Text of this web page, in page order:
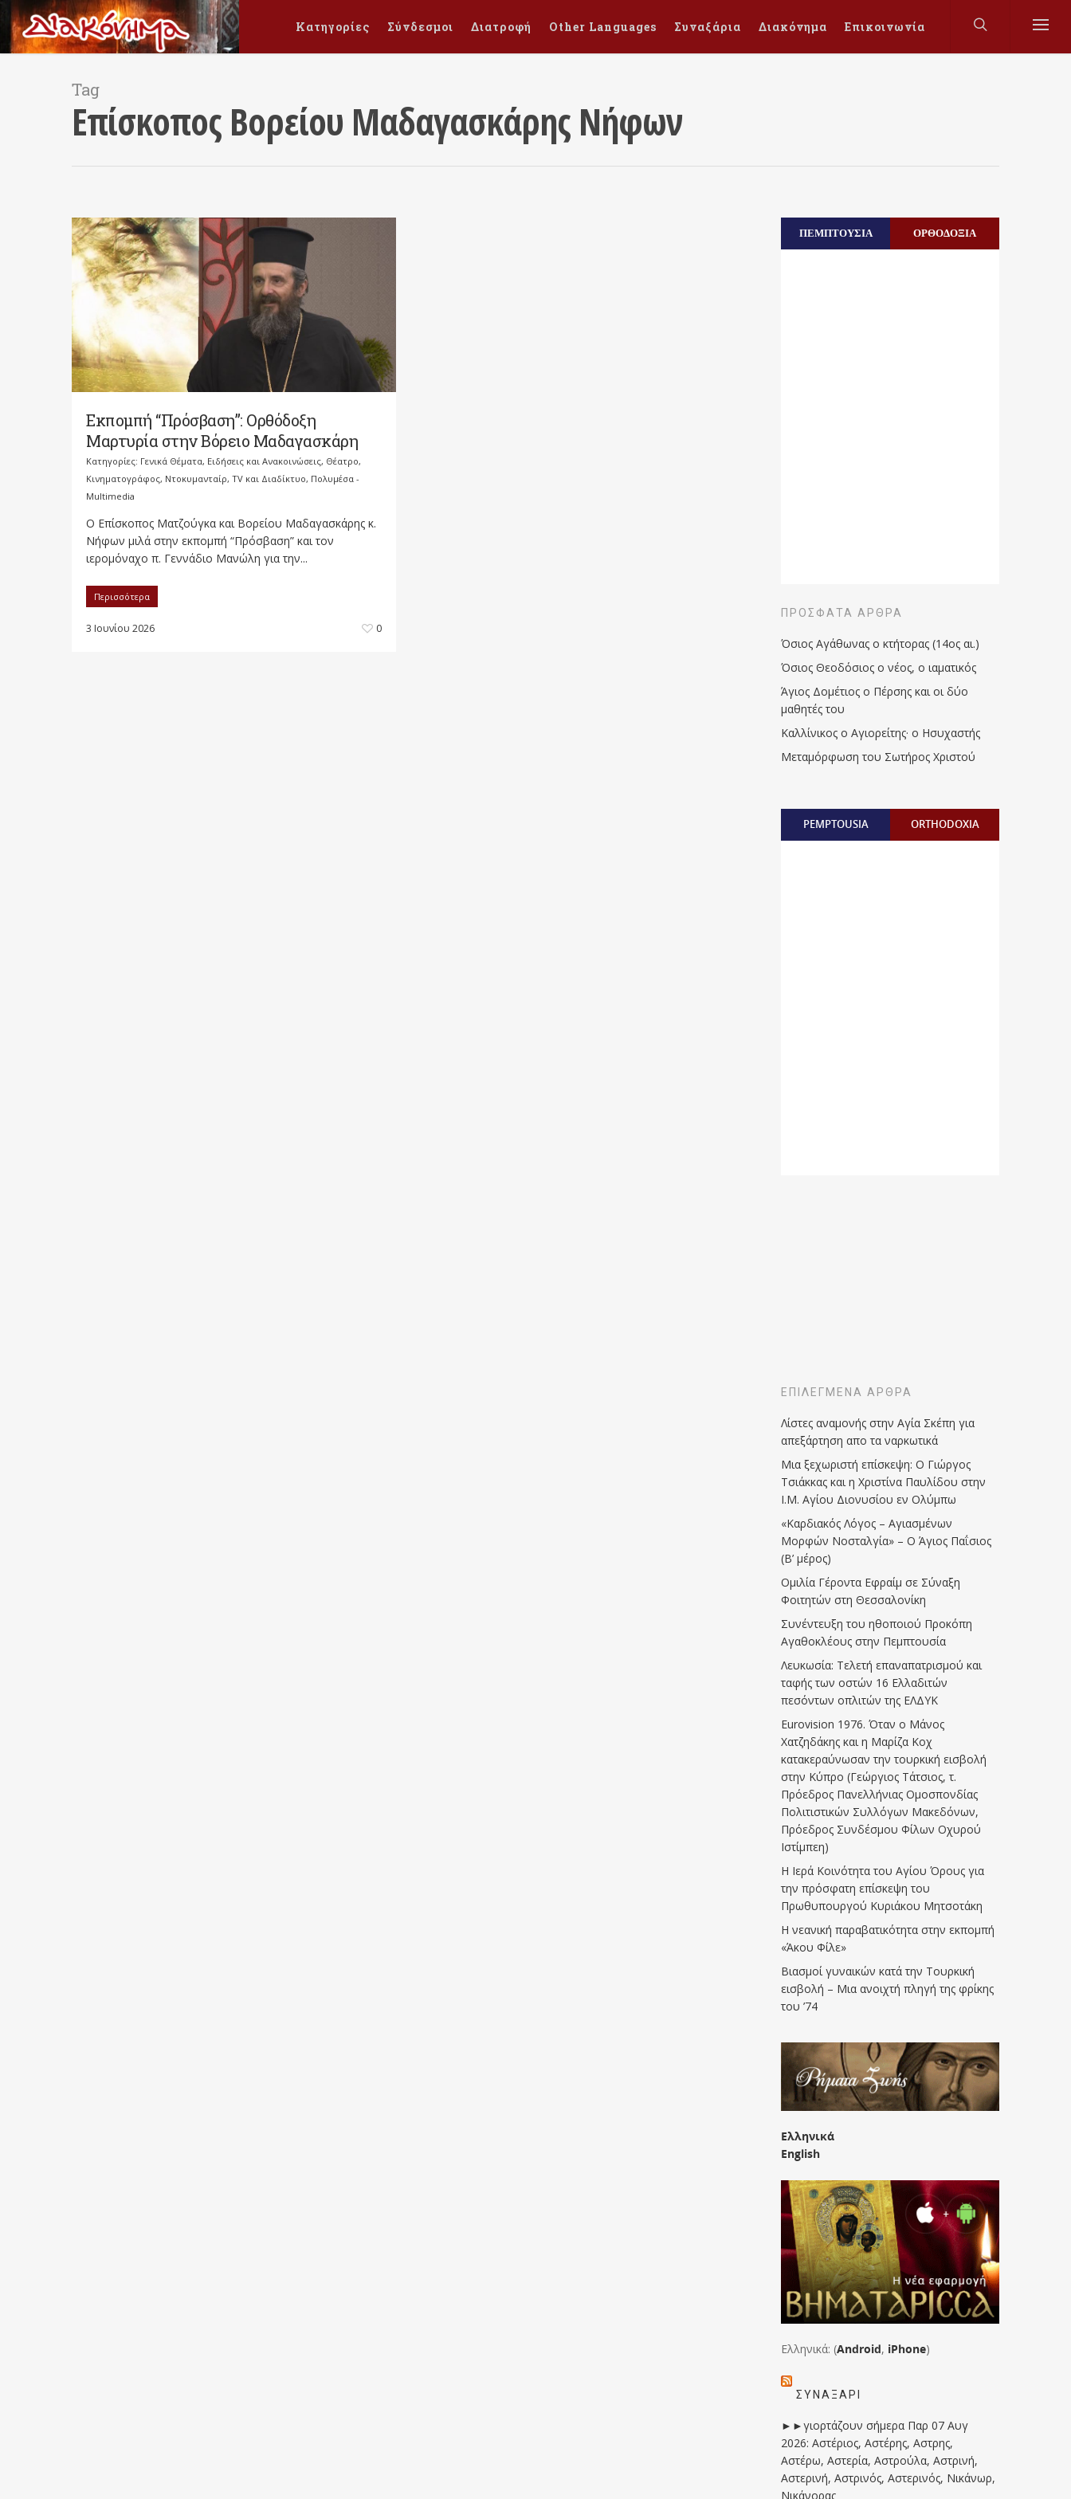
Κατηγορίες Σύνδεσμοι Διατροφή Other Languages Συναξάρια Διακόνημα Επικοινωνία
Tag
Επίσκοπος Βορείου Μαδαγασκάρης Νήφων
Εκπομπή “Πρόσβαση”: Ορθόδοξη
Μαρτυρία στην Βόρειο Μαδαγασκάρη
Κατηγορίες: Γενικά Θέματα, Ειδήσεις και Ανακοινώσεις, Θέατρο,
Κινηματογράφος, Ντοκυμανταίρ, TV και Διαδίκτυο, Πολυμέσα -
Multimedia
Ο Επίσκοπος Ματζούγκα και Βορείου Μαδαγασκάρης κ.
Νήφων μιλά στην εκπομπή “Πρόσβαση” και τον
ιερομόναχο π. Γεννάδιο Μανώλη για την...
Περισσότερα
3 Ιουνίου 2026 0
ΠΕΜΠΤΟΥΣΙΑ ΟΡΘΟΔΟΞΙΑ
ΠΡΌΣΦΑΤΑ ΆΡΘΡΑ
Όσιος Αγάθωνας ο κτήτορας (14ος αι.)
Όσιος Θεοδόσιος ο νέος, ο ιαματικός
Άγιος Δομέτιος ο Πέρσης και οι δύο
μαθητές του
Καλλίνικος ο Αγιορείτης · ο Ησυχαστής
Μεταμόρφωση του Σωτήρος Χριστού
PEMPTOUSIA ORTHODOXIA
ΕΠΙΛΕΓΜΈΝΑ ΆΡΘΡΑ
Λίστες αναμονής στην Αγία Σκέπη για
απεξάρτηση απο τα ναρκωτικά
Μια ξεχωριστή επίσκεψη: Ο Γιώργος
Τσιάκκας και η Χριστίνα Παυλίδου στην
Ι.Μ. Αγίου Διονυσίου εν Ολύμπω
«Καρδιακός Λόγος – Αγιασμένων
Μορφών Νοσταλγία» – Ο Άγιος Παΐσιος
(Β’ μέρος)
Ομιλία Γέροντα Εφραίμ σε Σύναξη
Φοιτητών στη Θεσσαλονίκη
Συνέντευξη του ηθοποιού Προκόπη
Αγαθοκλέους στην Πεμπτουσία
Λευκωσία: Τελετή επαναπατρισμού και
ταφής των οστών 16 Ελλαδιτών
πεσόντων οπλιτών της ΕΛΔΥΚ
Eurovision 1976. Όταν ο Μάνος
Χατζηδάκης και η Μαρίζα Κοχ
κατακεραύνωσαν την τουρκική εισβολή
στην Κύπρο (Γεώργιος Τάτσιος, τ.
Πρόεδρος Πανελλήνιας Ομοσπονδίας
Πολιτιστικών Συλλόγων Μακεδόνων,
Πρόεδρος Συνδέσμου Φίλων Οχυρού
Ιστίμπεη)
Η Ιερά Κοινότητα του Αγίου Όρους για
την πρόσφατη επίσκεψη του
Πρωθυπουργού Κυριάκου Μητσοτάκη
Η νεανική παραβατικότητα στην εκπομπή
«Άκου Φίλε»
Βιασμοί γυναικών κατά την Τουρκική
εισβολή – Μια ανοιχτή πληγή της φρίκης
του ’74
Ελληνικά
English
Ελληνικά: (Android, iPhone)
ΣΥΝΑΞΆΡΙ
►►γιορτάζουν σήμερα Παρ 07 Αυγ
2026: Αστέριος, Αστέρης, Αστρης,
Αστέρω, Αστερία, Αστρούλα, Αστρινή,
Αστερινή, Αστρινός, Αστερινός, Νικάνωρ,
Νικάνορας